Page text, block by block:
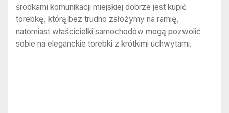
środkami komunikacji miejskiej dobrze jest kupić
torebkę, którą bez trudno założymy na ramię,
natomiast właścicielki samochodów mogą pozwolić
sobie na eleganckie torebki z krótkimi uchwytami.